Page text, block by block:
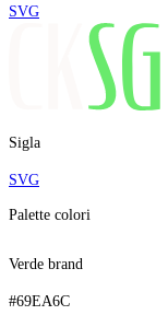
SVG
Sigla
SVG
Palette colori
Verde brand
#69EA6C